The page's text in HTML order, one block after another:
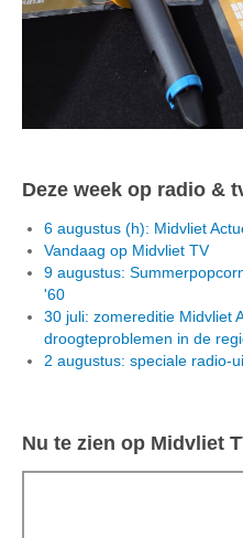
Deze week op radio &
6 augustus (h): Midvliet
Vandaag op Midvliet TV
9 augustus:
'60
30 juli: zomereditie Midvliet
droogteproblemen in de
2 augustus: speciale radio-
Nu te zien op Midvliet